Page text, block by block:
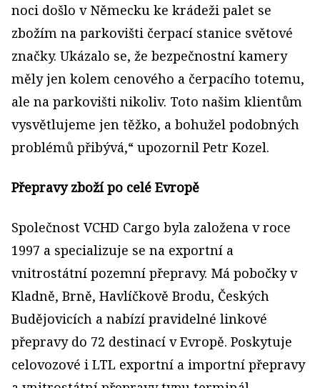
noci došlo v Německu ke krádeži palet se
zbožím na parkovišti čerpací stanice světové
značky. Ukázalo se, že bezpečnostní kamery
měly jen kolem cenového a čerpacího totemu,
ale na parkovišti nikoliv. Toto našim klientům
vysvětlujeme jen těžko, a bohužel podobných
problémů přibývá,“ upozornil Petr Kozel.
Přepravy zboží po celé Evropě
Společnost VCHD Cargo byla založena v roce
1997 a specializuje se na exportní a
vnitrostátní pozemní přepravy. Má pobočky v
Kladně, Brně, Havlíčkově Brodu, Českých
Budějovicích a nabízí pravidelné linkové
přepravy do 72 destinací v Evropě. Poskytuje
celovozové i LTL exportní a importní přepravy